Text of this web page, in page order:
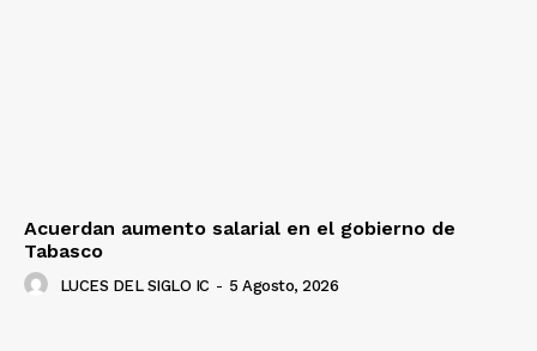
Acuerdan aumento salarial en el gobierno de
Tabasco
LUCES DEL SIGLO IC - 5 Agosto, 2026